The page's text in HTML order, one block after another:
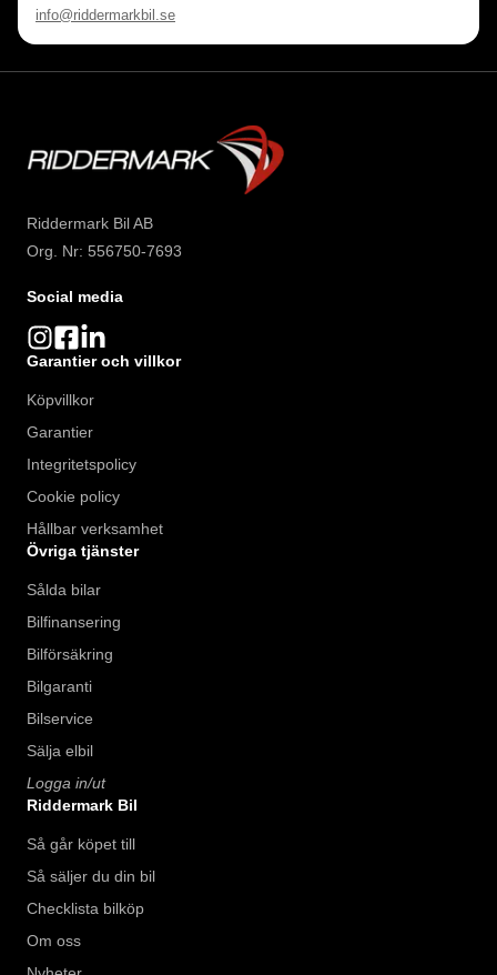
info@riddermarkbil.se
Riddermark Bil AB
Org. Nr: 556750-7693
Social media
Garantier och villkor
Köpvillkor
Garantier
Integritetspolicy
Cookie policy
Hållbar verksamhet
Övriga tjänster
Sålda bilar
Bilfinansering
Bilförsäkring
Bilgaranti
Bilservice
Sälja elbil
Logga in/ut
Riddermark Bil
Så går köpet till
Så säljer du din bil
Checklista bilköp
Om oss